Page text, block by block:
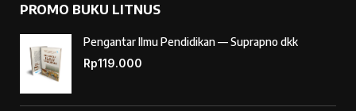
PROMO BUKU LITNUS
Pengantar Ilmu Pendidikan — Suprapno dkk
Rp119.000